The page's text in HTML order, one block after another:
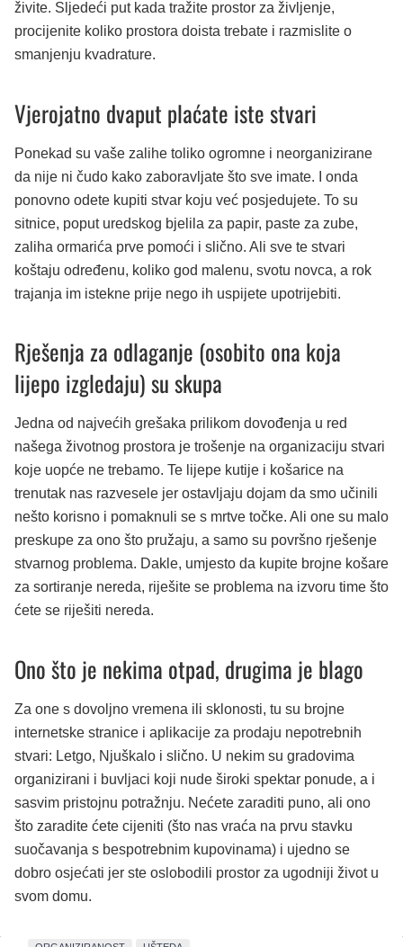
živite. Sljedeći put kada tražite prostor za življenje,
procijenite koliko prostora doista trebate i razmislite o
smanjenju kvadrature.
Vjerojatno dvaput plaćate iste stvari
Ponekad su vaše zalihe toliko ogromne i neorganizirane
da nije ni čudo kako zaboravljate što sve imate. I onda
ponovno odete kupiti stvar koju već posjedujete. To su
sitnice, poput uredskog bjelila za papir, paste za zube,
zaliha ormarića prve pomoći i slično. Ali sve te stvari
koštaju određenu, koliko god malenu, svotu novca, a rok
trajanja im istekne prije nego ih uspijete upotrijebiti.
Rješenja za odlaganje (osobito ona koja
lijepo izgledaju) su skupa
Jedna od najvećih grešaka prilikom dovođenja u red
našega životnog prostora je trošenje na organizaciju stvari
koje uopće ne trebamo. Te lijepe kutije i košarice na
trenutak nas razvesele jer ostavljaju dojam da smo učinili
nešto korisno i pomaknuli se s mrtve točke. Ali one su malo
preskupe za ono što pružaju, a samo su površno rješenje
stvarnog problema. Dakle, umjesto da kupite brojne košare
za sortiranje nereda, riješite se problema na izvoru time što
ćete se riješiti nereda.
Ono što je nekima otpad, drugima je blago
Za one s dovoljno vremena ili sklonosti, tu su brojne
internetske stranice i aplikacije za prodaju nepotrebnih
stvari: Letgo, Njuškalo i slično. U nekim su gradovima
organizirani i buvljaci koji nude široki spektar ponude, a i
sasvim pristojnu potražnju. Nećete zaraditi puno, ali ono
što zaradite ćete cijeniti (što nas vraća na prvu stavku
suočavanja s bespotrebnim kupovinama) i ujedno se
dobro osjećati jer ste oslobodili prostor za ugodniji život u
svom domu.